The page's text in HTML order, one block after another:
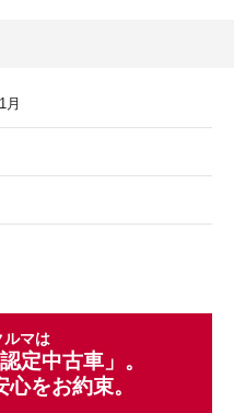
月
ルマは
定中古車」。
をお約束。